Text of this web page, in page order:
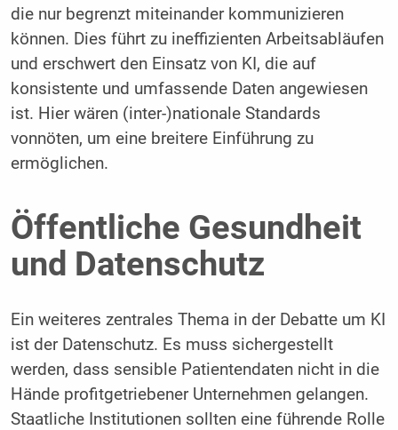
die nur begrenzt miteinander kommunizieren
können. Dies führt zu ineffizienten Arbeitsabläufen
und erschwert den Einsatz von KI, die auf
konsistente und umfassende Daten angewiesen
ist. Hier wären (inter-)nationale Standards
vonnöten, um eine breitere Einführung zu
ermöglichen.
Öffentliche Gesundheit
und Datenschutz
Ein weiteres zentrales Thema in der Debatte um KI
ist der Datenschutz. Es muss sichergestellt
werden, dass sensible Patientendaten nicht in die
Hände profitgetriebener Unternehmen gelangen.
Staatliche Institutionen sollten eine führende Rolle